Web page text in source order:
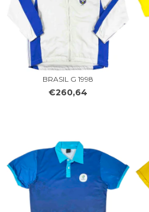
BRASIL G 1998
€260,64